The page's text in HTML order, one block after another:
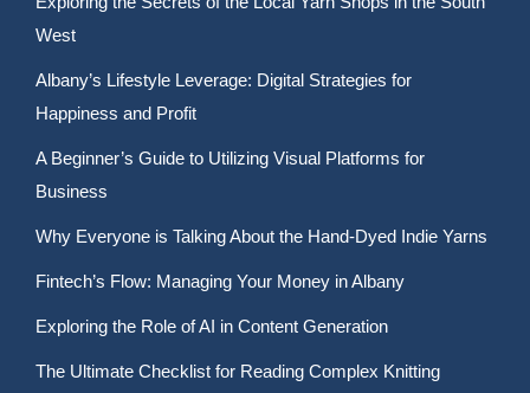
West
Albany’s Lifestyle Leverage: Digital Strategies for
Happiness and Profit
A Beginner’s Guide to Utilizing Visual Platforms for
Business
Why Everyone is Talking About the Hand-Dyed Indie Yarns
Fintech’s Flow: Managing Your Money in Albany
Exploring the Role of AI in Content Generation
The Ultimate Checklist for Reading Complex Knitting